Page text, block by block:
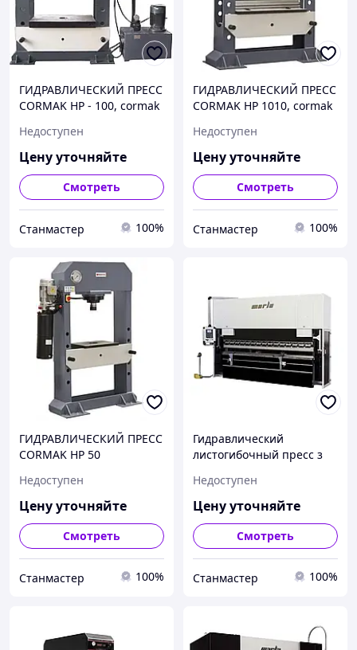
ГИДРАВЛИЧЕСКИЙ ПРЕСС
CORMAK HP - 100, cormak
Недоступен
Цену уточняйте
Смотреть
Станмастер 100%
ГИДРАВЛИЧЕСКИЙ ПРЕСС
CORMAK HP 1010, cormak
Недоступен
Цену уточняйте
Смотреть
Станмастер 100%
ГИДРАВЛИЧЕСКИЙ ПРЕСС
CORMAK HP 50
Недоступен
Цену уточняйте
Смотреть
Станмастер 100%
Гидравлический
листогибочный пресс з
Недоступен
Цену уточняйте
Смотреть
Станмастер 100%